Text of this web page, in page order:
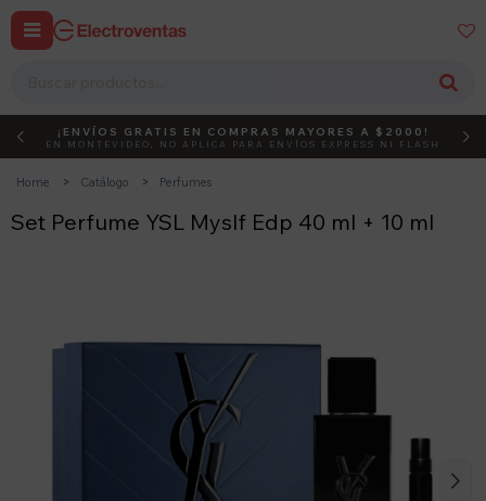
 
DEBUT ACTIVÁ EL CÓDIGO
¡ENVÍOS GRATIS EN COMPRAS MAYORES A $2000!
EN MONTEVIDEO, NO APLICA PARA ENVÍOS EXPRESS NI FLASH
Home Catálogo Perfumes
Set Perfume YSL Myslf Edp 40 ml + 10 ml